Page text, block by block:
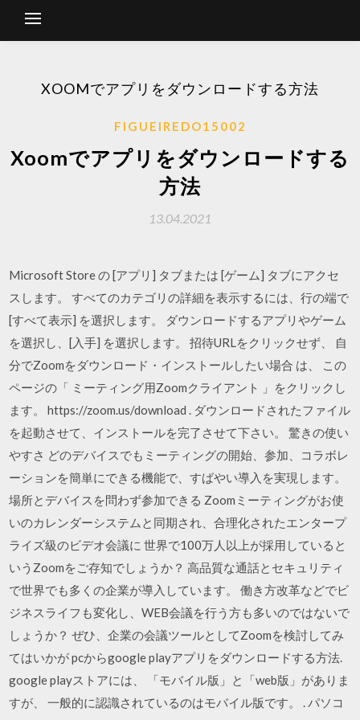
XOOMでアプリをダウンロードする方法
FIGUEIREDO15002
Xoomでアプリをダウンロードする
方法
13.04.2021
Microsoft Store の [アプリ] タブまたは [ゲーム] タブにアクセ
スします。 すべてのカテゴリの詳細を表示するには、行の端で
[すべて表示] を選択します。 ダウンロードするアプリやゲーム
を選択し、[入手] を選択します。 招待URLをクリックせず、 自
分でZoomをダウンロード・インストールしたい場合 は、 この
ページの「 ミーティング用Zoomクライアント 」をクリックし
ます。 https://zoom.us/download . ダウンロードされたファイル
を起動させて、インストールを完了させて下さい。 驚きの使い
やすさ どのデバイスでもミーティングの開始、参加、コラボレ
ーションを簡単にできる機能で、すばやい導入を実現します。
場所とデバイスを問わず参加できる Zoomミーティングがお使
いのカレンダーシステムと同期され、合理化されたエンタープ
ライズ級のビデオ会議に 世界で100万人以上が採用していると
いうZoomをご存知でしょうか？ 高品質な通話とセキュリティ
で世界でも多くの企業が導入しています。 働き方改革などでビ
ジネスライフも変化し、WEB会議を行う方も多いのではないで
しょうか？ ぜひ、企業の会議ツールとしてZoomを検討してみ
てはいかが pcからgoogle playアプリをダウンロードする方法.
google playストアには、 「モバイル版」と「web版」がありま
すが、 一般的に認識されているのはモバイル版です。 . パソコ